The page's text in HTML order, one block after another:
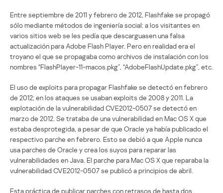
Entre septiembre de 2011 y febrero de 2012, Flashfake se propagó
sólo mediante métodos de ingeniería social: a los visitantes en
varios sitios web se les pedía que descarguasen una falsa
actualización para Adobe Flash Player. Pero en realidad era el
troyano el que se propagaba como archivos de instalación con los
nombres “FlashPlayer-11-macos.pkg”, “AdobeFlashUpdate.pkg”, etc.
El uso de exploits para propagar Flashfake se detectó en febrero
de 2012; en los ataques se usaban exploits de 2008 y 2011. La
explotación de la vulnerabilidad CVE2012-0507 se detectó en
marzo de 2012. Se trataba de una vulnerabilidad en Mac OS X que
estaba desprotegida, a pesar de que Oracle ya había publicado el
respectivo parche en febrero. Esto se debió a que Apple nunca
usa parches de Oracle y crea los suyos para reparar las
vulnerabilidades en Java. El parche para Mac OS X que reparaba la
vulnerabilidad CVE2012-0507 se publicó a principios de abril.
Esta práctica de publicar parches con retrasos de hasta dos